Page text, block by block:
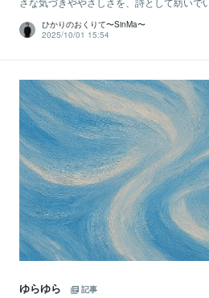
ひかりのおくりて〜SinMa〜
2025/10/01 15:54
ゆらゆら
記事